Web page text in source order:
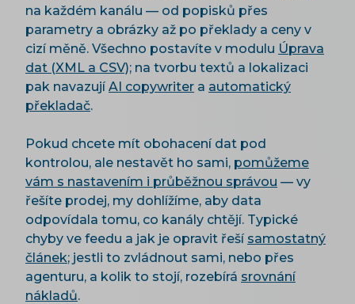
na každém kanálu — od popisků přes
parametry a obrázky až po překlady a ceny v
cizí měně. Všechno postavíte v modulu Úprava
dat (XML a CSV); na tvorbu textů a lokalizaci
pak navazujíAI copywriter a automatický
překladač.
Pokud chcete mít obohacení dat pod
kontrolou, ale nestavět ho sami, pomůžeme
vám s nastavením i průběžnou správou — vy
řešíte prodej, my dohlížíme, aby data
odpovídala tomu, co kanály chtějí. Typické
chyby ve feedu a jak je opravit řeší samostatný
článek; jestli to zvládnout sami, nebo přes
agenturu, a kolik to stojí, rozebírá srovnání
nákladů.